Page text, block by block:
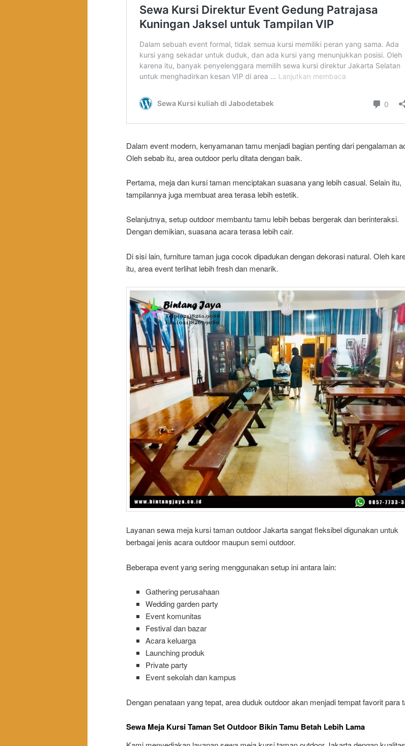
Dalam event modern, kenyamanan tamu menjadi bagian penting dari pengalaman
Oleh sebab itu, area outdoor perlu ditata dengan baik.
Pertama, meja dan kursi taman menciptakan suasana yang lebih casual. Selain itu,
tampilannya juga membuat area terasa lebih estetik.
Selanjutnya, setup outdoor membantu tamu lebih bebas bergerak dan berinteraksi.
Dengan demikian, suasana acara terasa lebih cair.
Di sisi lain, furniture taman juga cocok dipadukan dengan dekorasi natural. Oleh
itu, area event terlihat lebih fresh dan menarik.
Layanan sewa meja kursi taman outdoor Jakarta sangat fleksibel digunakan untuk
berbagai jenis acara outdoor maupun semi outdoor.
Beberapa event yang sering menggunakan setup ini antara lain:
Gathering perusahaan
Wedding garden party
Event komunitas
Festival dan bazar
Acara keluarga
Launching produk
Private party
Event sekolah dan kampus
Dengan penataan yang tepat, area duduk outdoor akan menjadi tempat favorit para
Sewa Meja Kursi Taman Set Outdoor Bikin Tamu Betah Lebih Lama